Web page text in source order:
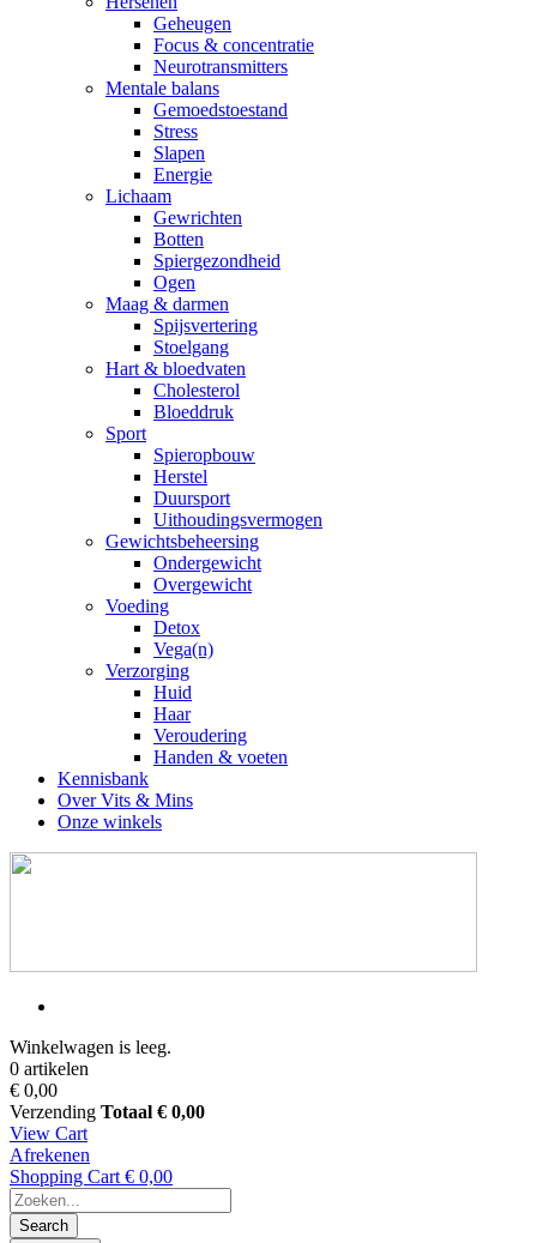
Geheugen
Focus & concentratie
Neurotransmitters
Mentale balans
Gemoedstoestand
Stress
Slapen
Energie
Lichaam
Gewrichten
Botten
Spiergezondheid
Ogen
Maag & darmen
Spijsvertering
Stoelgang
Hart & bloedvaten
Cholesterol
Bloeddruk
Sport
Spieropbouw
Herstel
Duursport
Uithoudingsvermogen
Gewichtsbeheersing
Ondergewicht
Overgewicht
Voeding
Detox
Vega(n)
Verzorging
Huid
Haar
Veroudering
Handen & voeten
Kennisbank
Over Vits & Mins
Onze winkels
Winkelwagen is leeg.
0 artikelen
€ 0,00
Verzending Totaal € 0,00
View Cart
Afrekenen
Shopping Cart € 0,00
Search